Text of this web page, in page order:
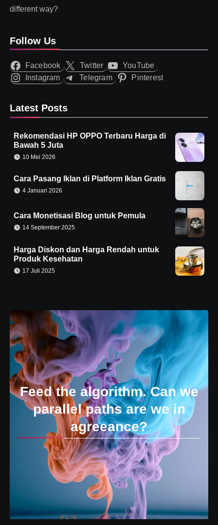
different way?
Follow Us
Facebook Twitter
YouTube
Instagram
Telegram Pinterest
Latest Posts
Rekomendasi HP OPPO Terbaru Harga di
Bawah 5 Juta
10 Mei 2026
Cara Pasang Iklan di Platform Iklan Gratis
4 Januari 2026
Cara Monetisasi Blog untuk Pemula
14 September 2025
Harga Diskon dan Harga Rendah untuk
Produk Kesehatan
17 Juli 2025
Feed the algorithm. Can we
parallel paths are we in
agreeance?